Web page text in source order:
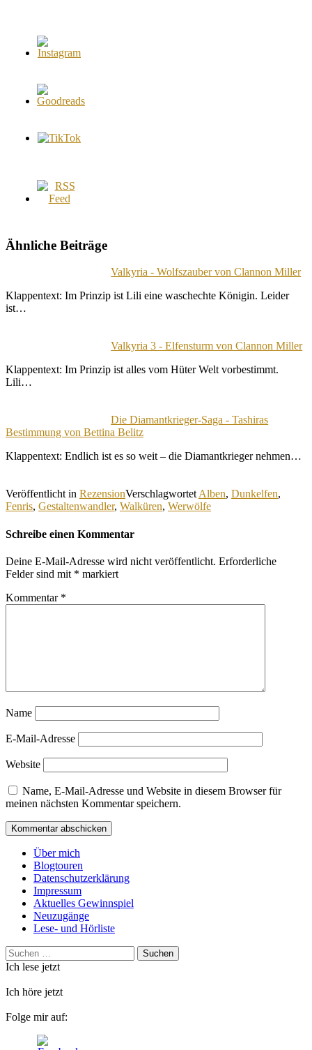
Ähnliche Beiträge
Valkyria - Wolfszauber von Clannon Miller
Klappentext: Im Prinzip ist Lili eine waschechte Königin. Leider
ist…
Valkyria 3 - Elfensturm von Clannon Miller
Klappentext: Im Prinzip ist alles vom Hüter Welt vorbestimmt.
Lili…
Die Diamantkrieger-Saga - Tashiras
Bestimmung von Bettina Belitz
Klappentext: Endlich ist es so weit – die Diamantkrieger nehmen…
Veröffentlicht in RezensionVerschlagwortet Alben, Dunkelfen,
Fenris, Gestaltenwandler, Walküren, Werwölfe
Schreibe einen Kommentar
Deine E-Mail-Adresse wird nicht veröffentlicht. Erforderliche
Felder sind mit * markiert
Kommentar *
Name
E-Mail-Adresse
Website
Name, E-Mail-Adresse und Website in diesem Browser für
meinen nächsten Kommentar speichern.
Über mich
Blogtouren
Datenschutzerklärung
Impressum
Aktuelles Gewinnspiel
Neuzugänge
Lese- und Hörliste
Suchen
nach:
Ich lese jetzt
Ich höre jetzt
Folge mir auf: